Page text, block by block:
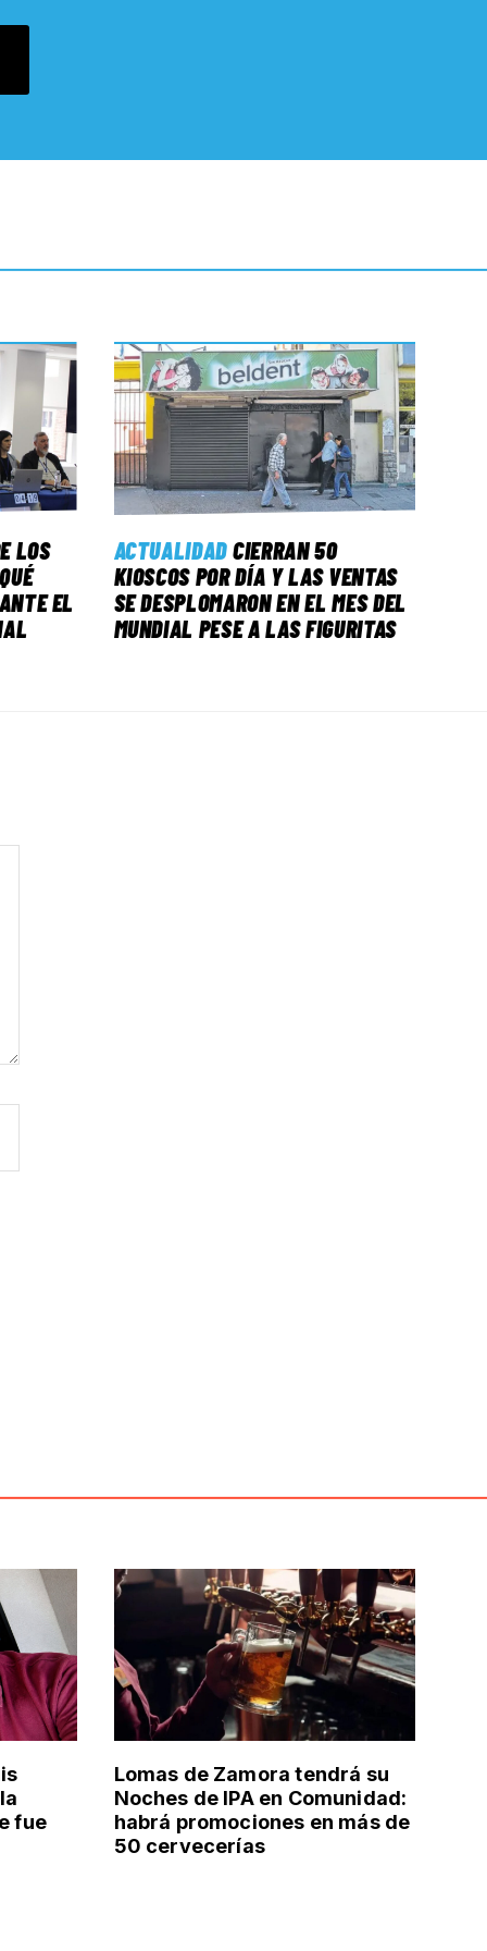
LOS
EL
ACTUALIDADCIERRAN 50
KIOSCOS POR DÍA Y LAS VENTAS
SE DESPLOMARON EN EL MES DEL
MUNDIAL PESE A LAS FIGURITAS
fue
Lomas de Zamora tendrá su
Noches de IPA en Comunidad:
habrá promociones en más de
50 cervecerías